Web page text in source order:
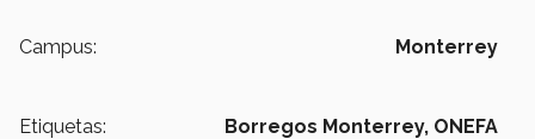
Campus: Monterrey
Etiquetas: Borregos Monterrey, ONEFA